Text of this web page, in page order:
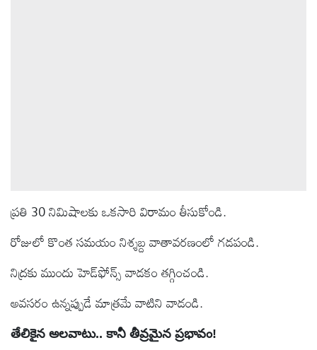
ప్రతి 30 నిమిషాలకు ఒకసారి విరామం తీసుకోండి.
రోజులో కొంత సమయం నిశ్శబ్ద వాతావరణంలో గడపండి.
నిద్రకు ముందు హెడ్‌ఫోన్స్ వాడకం తగ్గించండి.
అవసరం ఉన్నప్పుడే మాత్రమే వాటిని వాడండి.
తేలికైన అలవాటు.. కానీ తీవ్రమైన ప్రభావం!